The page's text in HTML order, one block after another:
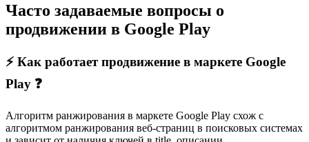
Часто задаваемые вопросы о
продвижении в Google Play
⚡ Как работает продвижение в маркете Google
Play ❓
Алгоритм ранжирования в маркете Google Play схож с
алгоритмом ранжирования веб-страниц в поисковых системах